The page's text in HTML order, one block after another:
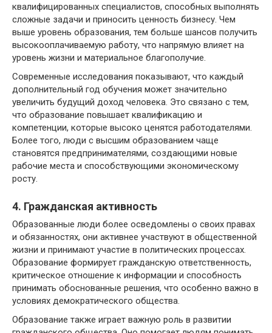
квалифицированных специалистов, способных выполнять
сложные задачи и приносить ценность бизнесу. Чем
выше уровень образования, тем больше шансов получить
высокооплачиваемую работу, что напрямую влияет на
уровень жизни и материальное благополучие.
Современные исследования показывают, что каждый
дополнительный год обучения может значительно
увеличить будущий доход человека. Это связано с тем,
что образование повышает квалификацию и
компетенции, которые высоко ценятся работодателями.
Более того, люди с высшим образованием чаще
становятся предпринимателями, создающими новые
рабочие места и способствующими экономическому
росту.
4. Гражданская активность
Образованные люди более осведомлены о своих правах
и обязанностях, они активнее участвуют в общественной
жизни и принимают участие в политических процессах.
Образование формирует гражданскую ответственность,
критическое отношение к информации и способность
принимать обоснованные решения, что особенно важно в
условиях демократического общества.
Образование также играет важную роль в развитии